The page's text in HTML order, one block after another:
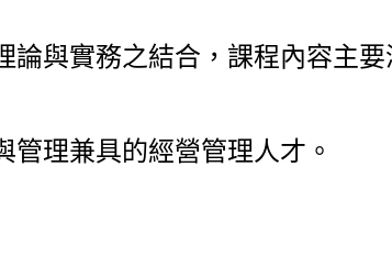
論與實務之結合，課程內容主
管理兼具的經營管理人才。